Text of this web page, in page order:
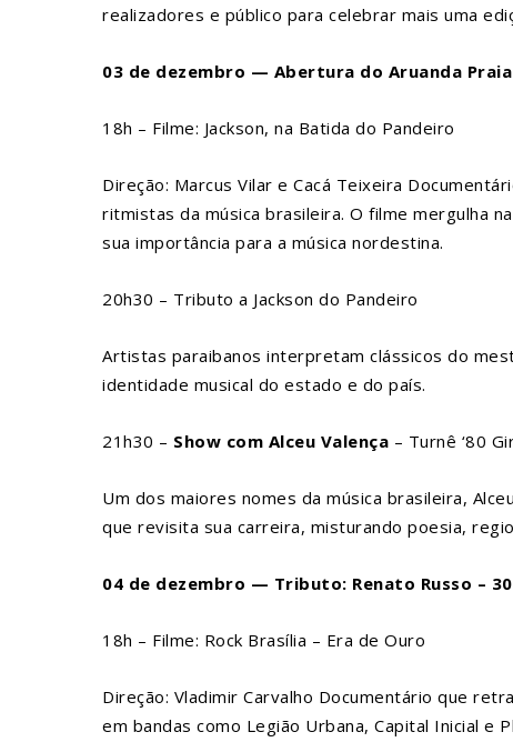
realizadores e público para celebrar mais uma
03 de dezembro — Abertura do Aruanda
18h – Filme: Jackson, na Batida do Pandeiro
Direção: Marcus Vilar e Cacá Teixeira
ritmistas da música brasileira. O filme mergulha
sua importância para a música nordestina.
20h30 – Tributo a Jackson do Pandeiro
Artistas paraibanos interpretam clássicos do
identidade musical do estado e do país.
21h30 – Show com Alceu Valença – Turnê ‘80
Um dos maiores nomes da música brasileira,
que revisita sua carreira, misturando poesia,
04 de dezembro — Tributo: Renato Russo –
18h – Filme: Rock Brasília – Era de Ouro
Direção: Vladimir Carvalho Documentário que
em bandas como Legião Urbana, Capital Inicial